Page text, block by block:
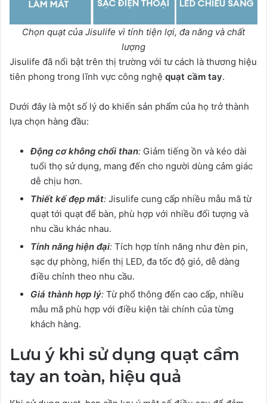
Chọn quạt của Jisulife vì tính tiện lợi, đa năng và chất
lượng
Jisulife đã nổi bật trên thị trường với tư cách là thương hiệu
tiên phong trong lĩnh vực công nghệ quạt cầm tay.
Dưới đây là một số lý do khiến sản phẩm của họ trở thành
lựa chọn hàng đầu:
Động cơ không chổi than: Giảm tiếng ồn và kéo dài
tuổi thọ sử dụng, mang đến cho người dùng cảm giác
dễ chịu hơn.
Thiết kế đẹp mắt: Jisulife cung cấp nhiều mẫu mã từ
quạt tới quạt để bàn, phù hợp với nhiều đối tượng và
nhu cầu khác nhau.
Tính năng hiện đại: Tích hợp tính năng như đèn pin,
sạc dự phòng, hiển thị LED, đa tốc độ gió, dễ dàng
điều chỉnh theo nhu cầu.
Giá thành hợp lý: Từ phổ thông đến cao cấp, nhiều
mẫu mã phù hợp với điều kiện tài chính của từng
khách hàng.
Lưu ý khi sử dụng quạt cầm
tay an toàn, hiệu quả